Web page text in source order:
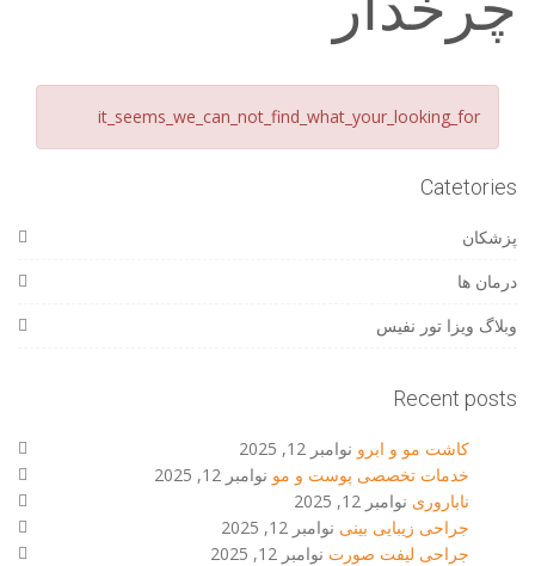
it_seems_we_can_not_find_what_your_looking_for
Catetories
پزشکان
درمان ها
وبلاگ ویزا تور نفیس
Recent posts
کاشت مو و ابرو نوامبر 12, 2025
خدمات تخصصی پوست و مو نوامبر 12, 2025
ناباروری نوامبر 12, 2025
جراحی زیبایی بینی نوامبر 12, 2025
جراحی لیفت صورت نوامبر 12, 2025